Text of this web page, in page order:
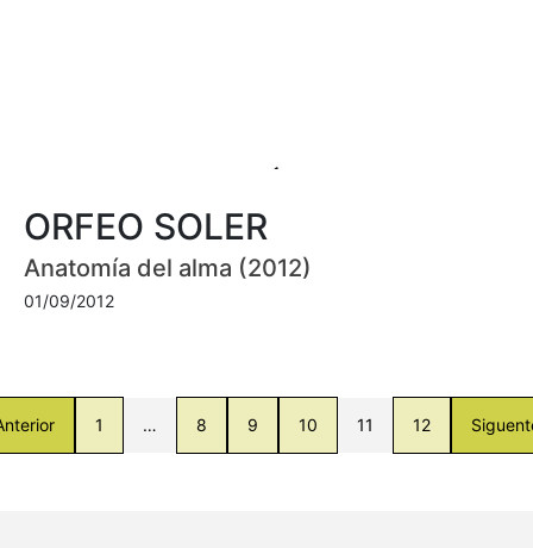
ORFEO SOLER
Anatomía del alma (2012)
01/09/2012
1 … 8 9 10 11 12